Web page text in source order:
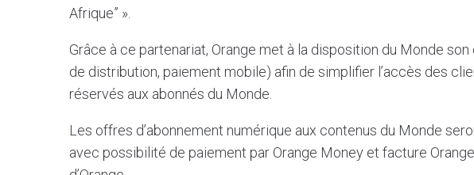
Afrique” ».
Grâce à ce partenariat, Orange met à la disposition du Monde
de distribution, paiement mobile) afin de simplifier l’accès des
réservés aux abonnés du Monde.
Les offres d’abonnement numérique aux contenus du Monde
avec possibilité de paiement par Orange Money et facture